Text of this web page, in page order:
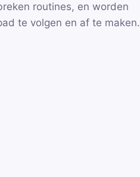
routines, en worden
te volgen en af te maken.